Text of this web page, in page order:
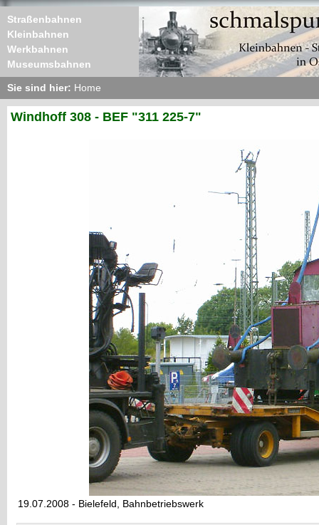
Straßenbahnen
Kleinbahnen
Werkbahnen
Museumsbahnen
Sie sind hier: Home
Windhoff 308 - BEF "311 225-7"
19.07.2008 - Bielefeld, Bahnbetriebswerk